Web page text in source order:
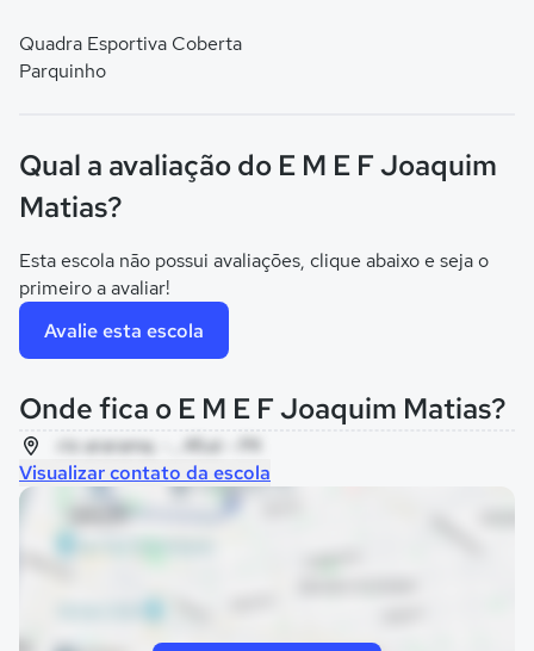
Quadra Esportiva Coberta
Parquinho
Qual a avaliação do E M E F Joaquim
Matias?
Esta escola não possui avaliações, clique abaixo e seja o
primeiro a avaliar!
Avalie esta escola
Onde fica o E M E F Joaquim Matias?
rio ararama, - , Afuá - PA
Visualizar contato da escola